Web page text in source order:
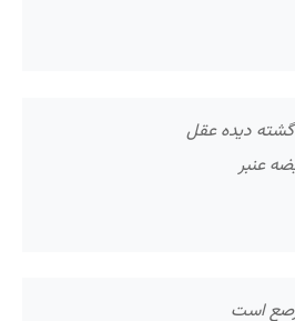
دیده عقل
عنبر
است